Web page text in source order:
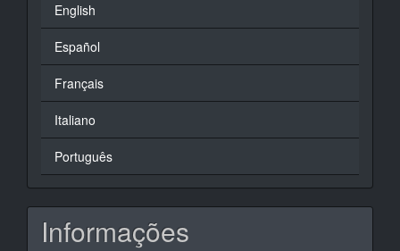
English
Español
Français
Italiano
Português
Informações